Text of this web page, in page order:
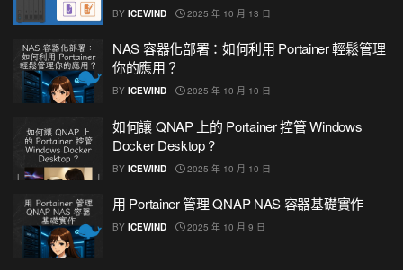
BY ICEWIND 2025 年 10 月 13 日
NAS 容器化部署：如何利用 Portainer 輕鬆管理
你的應用？
BY ICEWIND 2025 年 10 月 10 日
如何讓 QNAP 上的 Portainer 控管 Windows
Docker Desktop ?
BY ICEWIND 2025 年 10 月 10 日
用 Portainer 管理 QNAP NAS 容器基礎實作
BY ICEWIND 2025 年 10 月 9 日